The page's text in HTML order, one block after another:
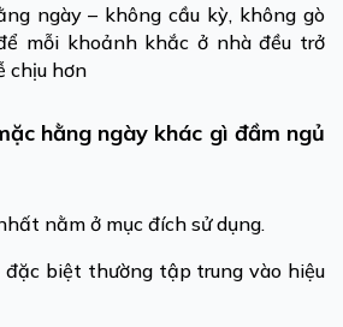
ngày – không cầu kỳ, không gò
mỗi khoảnh khắc ở nhà đều trở
chịu hơn
hằng ngày khác gì đầm ngủ
nằm ở mục đích sử dụng.
biệt thường tập trung vào hiệu